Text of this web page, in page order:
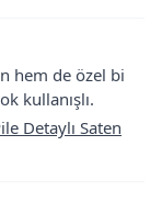
hem de özel bi
kullanışlı.
Detaylı Saten